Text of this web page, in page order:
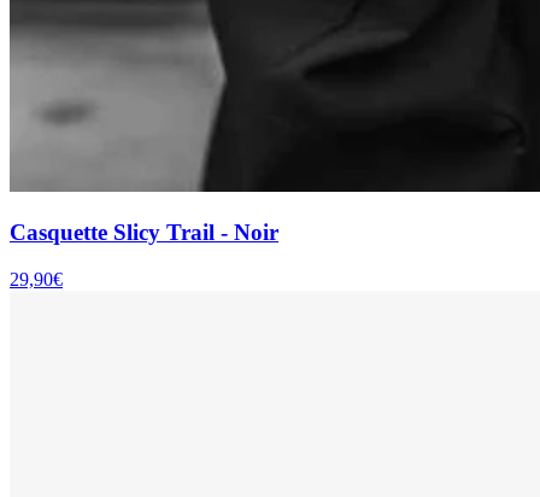
Casquette Slicy Trail - Noir
29,90€